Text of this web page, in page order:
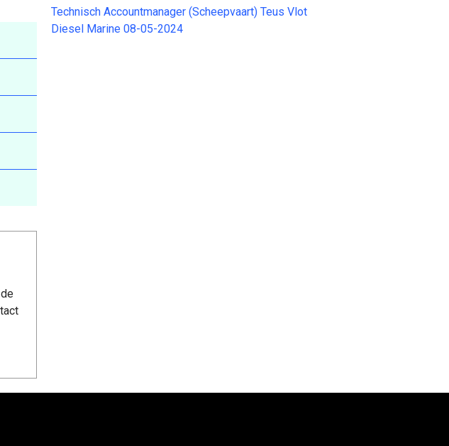
Technisch Accountmanager (Scheepvaart) Teus Vlot
Diesel Marine 08-05-2024